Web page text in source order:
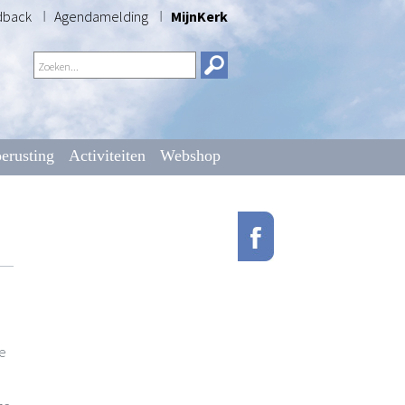
Agendamelding MijnKerk
Activiteiten Webshop